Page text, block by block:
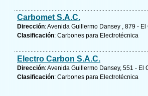
Carbomet S.A.C.
Dirección: Avenida Guillermo Dansey , 879 -
Clasificación: Carbones para Electrotécnica
Electro Carbon S.A.C.
Dirección: Avenida Guillermo Dansey, 551 - El
Clasificación: Carbones para Electrotécnica